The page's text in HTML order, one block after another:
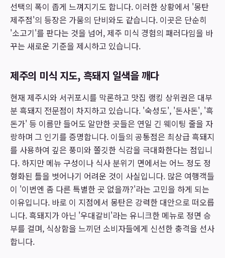
선택의 폭이 좁게 느껴지기도 합니다. 이러한 상황에서 '몽탄
제주점'의 등장은 가뭄의 단비와도 같습니다. 이곳은 단순히
'소고기'를 판다는 것을 넘어, 제주 미식 경험의 패러다임을 바
꾸는 새로운 기준을 제시하고 있습니다.
제주의 미식 지도, 흑돼지 일색을 깨다
현재 제주시와 서귀포시를 막론하고 맛집 랭킹 상위권은 대부
분 흑돼지 전문점이 차지하고 있습니다. '숙성도', '돈사돈', '흑
돈가' 등 이름만 들어도 알만한 곳들은 연일 긴 웨이팅 줄을 자
랑하며 그 인기를 증명합니다. 이들의 공통점은 최상급 흑돼지
를 사용하여 깊은 풍미와 쫄깃한 식감을 극대화한다는 점입니
다. 하지만 메뉴 구성이나 식사 분위기 면에서는 어느 정도 정
형화된 틀을 벗어나기 어려운 것이 사실입니다. 많은 여행객들
이 '이번엔 좀 다른 특별한 곳 없을까?'라는 고민을 하게 되는
이유입니다. 바로 이 지점에서 몽탄은 강력한 대안으로 떠오릅
니다. 흑돼지가 아닌 '우대갈비'라는 유니크한 메뉴로 정면 승
부를 걸며, 식상함을 느끼던 소비자들에게 신선한 충격을 선사
합니다.